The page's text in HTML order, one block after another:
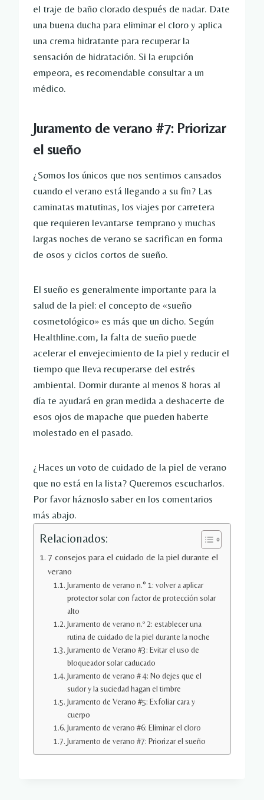
el traje de baño clorado después de nadar. Date
una buena ducha para eliminar el cloro y aplica
una crema hidratante para recuperar la
sensación de hidratación. Si la erupción
empeora, es recomendable consultar a un
médico.
Juramento de verano #7: Priorizar
el sueño
¿Somos los únicos que nos sentimos cansados ​​
cuando el verano está llegando a su fin? Las
caminatas matutinas, los viajes por carretera
que requieren levantarse temprano y muchas
largas noches de verano se sacrifican en forma
de osos y ciclos cortos de sueño.
El sueño es generalmente importante para la
salud de la piel: el concepto de «sueño
cosmetológico» es más que un dicho. Según
Healthline.com, la falta de sueño puede
acelerar el envejecimiento de la piel y reducir el
tiempo que lleva recuperarse del estrés
ambiental. Dormir durante al menos 8 horas al
día te ayudará en gran medida a deshacerte de
esos ojos de mapache que pueden haberte
molestado en el pasado.
¿Haces un voto de cuidado de la piel de verano
que no está en la lista? Queremos escucharlos.
Por favor háznoslo saber en los comentarios
más abajo.
Relacionados:
7 consejos para el cuidado de la piel durante el
verano
Juramento de verano n.° 1: volver a aplicar
protector solar con factor de protección solar
alto
Juramento de verano n.º 2: establecer una
rutina de cuidado de la piel durante la noche
Juramento de Verano #3: Evitar el uso de
bloqueador solar caducado
Juramento de verano # 4: No dejes que el
sudor y la suciedad hagan el timbre
Juramento de Verano #5: Exfoliar cara y
cuerpo
Juramento de verano #6: Eliminar el cloro
Juramento de verano #7: Priorizar el sueño